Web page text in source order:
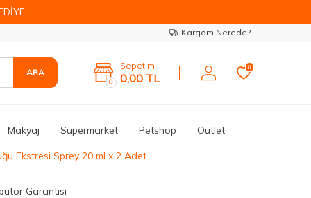
Kargom Nerede?
ARA
0
Sepetim
0,00 TL
0
Makyaj Süpermarket Petshop Outlet
Ekstresi Sprey 20 ml x 2 Adet
Garantisi